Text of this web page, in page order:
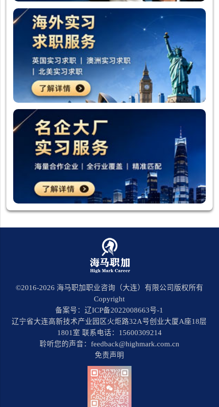
©2016-2026 海马职加职业咨询（大连）有限公司版权所有
Copyright
备案号：辽ICP备2022008663号-1
辽宁省大连高新技术产业园区火炬路32A号创业大厦A座18层
1801室 联系电话：15600309214
聆听您的声音：feedback@highmark.com.cn
免责声明